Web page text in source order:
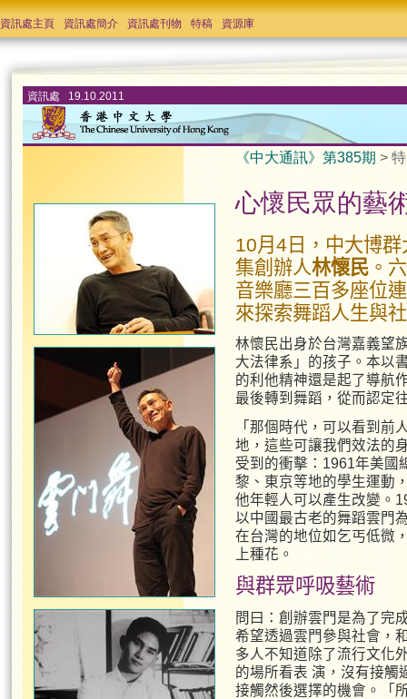
資訊處主頁 資訊處簡介 資訊處刊物 特稿 資源庫
資訊處 19.10.2011
《中大通訊》第385期 >
心懷民眾的藝
10月4日，中大博
集創辦人林懷民 。
音樂廳三百多座位
來探索舞蹈人生與
林懷民出身於台灣嘉義望
大法律系」的孩子。本以
的利他精神還是起了導航
最後轉到舞蹈，從而認定
「那個時代，可以看到前
地，這些可讓我們效法的
受到的衝擊：1961年美國
黎、東京等地的學生運動
他年輕人可以產生改變。
以中國最古老的舞蹈雲門
在台灣的地位如乞丐低微
上種花。
與群眾呼吸藝術
問曰：創辦雲門是為了完
希望透過雲門參與社會，
多人不知道除了流行文化
的場所看表 演，沒有接
接觸然後選擇的機會。「